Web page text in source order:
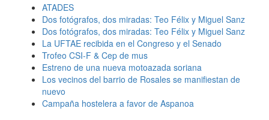
ATADES
Dos fotógrafos, dos miradas: Teo Félix y Miguel Sanz
Dos fotógrafos, dos miradas: Teo Félix y Miguel Sanz
La UFTAE recibida en el Congreso y el Senado
Trofeo CSI-F & Cep de mus
Estreno de una nueva motoazada soriana
Los vecinos del barrio de Rosales se manifiestan de
nuevo
Campaña hostelera a favor de Aspanoa